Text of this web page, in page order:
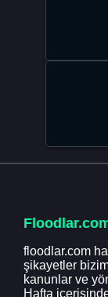
floodlar.com
şikayetler
kanunlar ve
Hafta